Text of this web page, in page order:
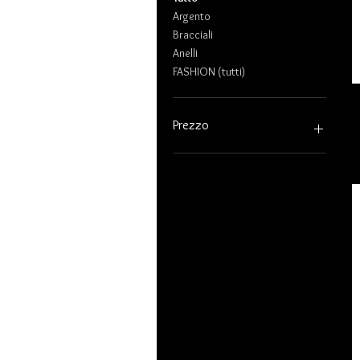
Argento
Bracciali
Anelli
FASHION (tutti)
Prezzo